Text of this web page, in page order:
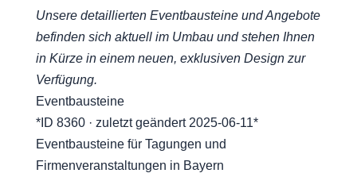
Unsere detaillierten Eventbausteine und Angebote
befinden sich aktuell im Umbau und stehen Ihnen
in Kürze in einem neuen, exklusiven Design zur
Verfügung.
Eventbausteine
*ID 8360 · zuletzt geändert 2025-06-11*
Eventbausteine für Tagungen und
Firmenveranstaltungen in Bayern